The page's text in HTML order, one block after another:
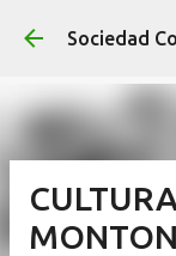
MONTON